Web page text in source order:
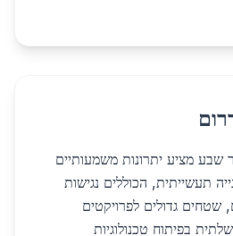
שבע מציע יתרונות משמעותיים
תעשייתית, הכוללים נגישות
שטחים גדולים לפרויקטים
בפיתוח טכנולוגיות